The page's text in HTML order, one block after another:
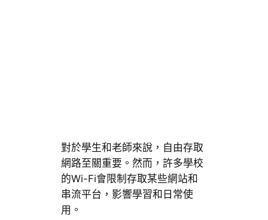
對於學生和老師來說，自由存取
網路至關重要。然而，許多學校
的Wi-Fi會限制存取某些網站和
串流平台，影響學習和日常使
用。